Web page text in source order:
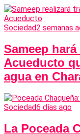
Sociedad2 semanas
Sameep
Acueducto
agua en
Sociedad6 días ago
La Poceada